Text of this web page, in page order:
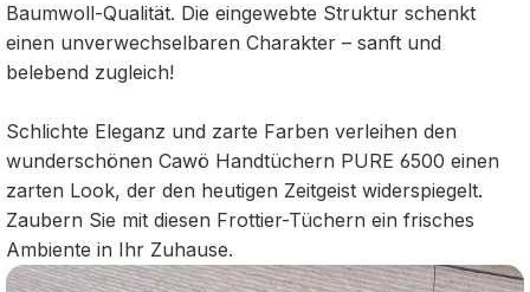
Baumwoll-Qualität. Die eingewebte Struktur schenkt
einen unverwechselbaren Charakter – sanft und
belebend zugleich!
Schlichte Eleganz und zarte Farben verleihen den
wunderschönen Cawö Handtüchern PURE 6500 einen
zarten Look, der den heutigen Zeitgeist widerspiegelt.
Zaubern Sie mit diesen Frottier-Tüchern ein frisches
Ambiente in Ihr Zuhause.